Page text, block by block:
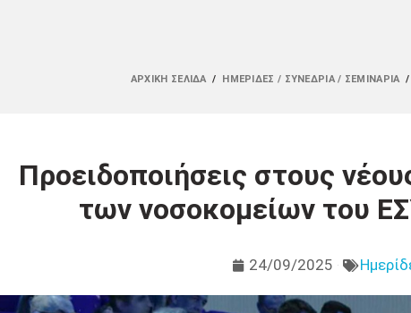
ΑΡΧΙΚΉ ΣΕΛΊΔΑ / ΗΜΕΡΊΔΕΣ / ΣΥΝΈΔΡΙΑ / ΣΕΜΙΝΆΡΙΑ /
Προειδοποιήσεις στους
των νοσοκομείων του
24/09/2025